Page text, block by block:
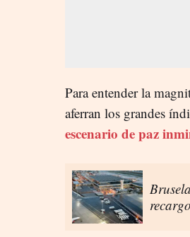
Para entender la
aferran los grandes
escenario de paz